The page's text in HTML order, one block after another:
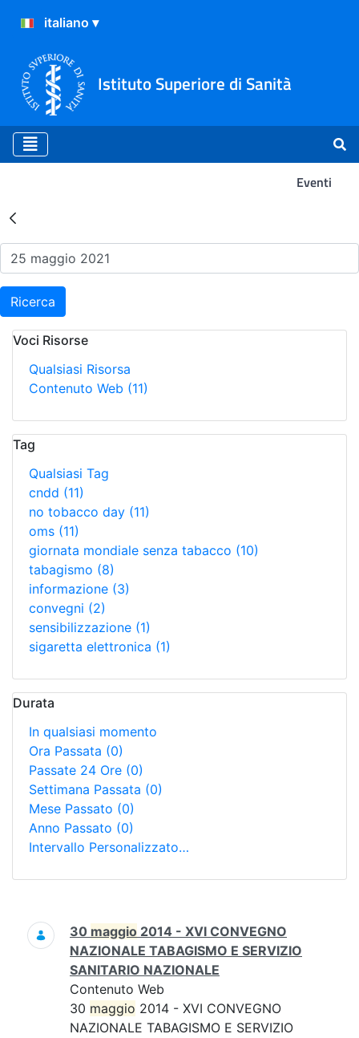
Istituto Superiore di Sanità
Eventi
Risultati della Ricerca -
Ricerca
Voci Risorse
Qualsiasi Risorsa
Contenuto Web (11)
Tag
Qualsiasi Tag
cndd (11)
no tobacco day (11)
oms (11)
giornata mondiale senza tabacco (10)
tabagismo (8)
informazione (3)
convegni (2)
sensibilizzazione (1)
sigaretta elettronica (1)
Durata
In qualsiasi momento
Ora Passata (0)
Passate 24 Ore (0)
Settimana Passata (0)
Mese Passato (0)
Anno Passato (0)
Intervallo Personalizzato…
Ricerca
30 maggio 2014 - XVI CONVEGNO
NAZIONALE TABAGISMO E SERVIZIO
SANITARIO NAZIONALE
Contenuto Web
30 maggio 2014 - XVI CONVEGNO
NAZIONALE TABAGISMO E SERVIZIO